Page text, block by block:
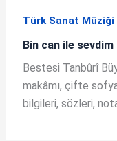
Türk Sanat Müziği
Bin can ile sevdim
Bestesi Tanbûrî
makâmı, çifte
bilgileri, sözleri,